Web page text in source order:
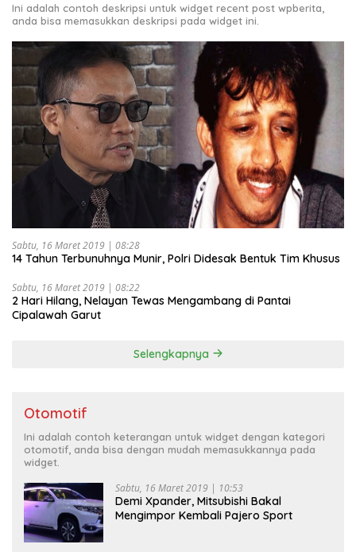
Ini adalah contoh deskripsi untuk widget recent post wpberita,
anda bisa memasukkan deskripsi pada widget ini.
Sabtu, 16 Maret 2019 | 08:28
14 Tahun Terbunuhnya Munir, Polri Didesak Bentuk Tim Khusus
Sabtu, 16 Maret 2019 | 08:22
2 Hari Hilang, Nelayan Tewas Mengambang di Pantai
Cipalawah Garut
Selengkapnya
Otomotif
Ini adalah contoh keterangan untuk widget dengan kategori
otomotif, anda bisa dengan mudah memasukkannya pada
widget.
Sabtu, 16 Maret 2019 | 10:53
Demi Xpander, Mitsubishi Bakal
Mengimpor Kembali Pajero Sport